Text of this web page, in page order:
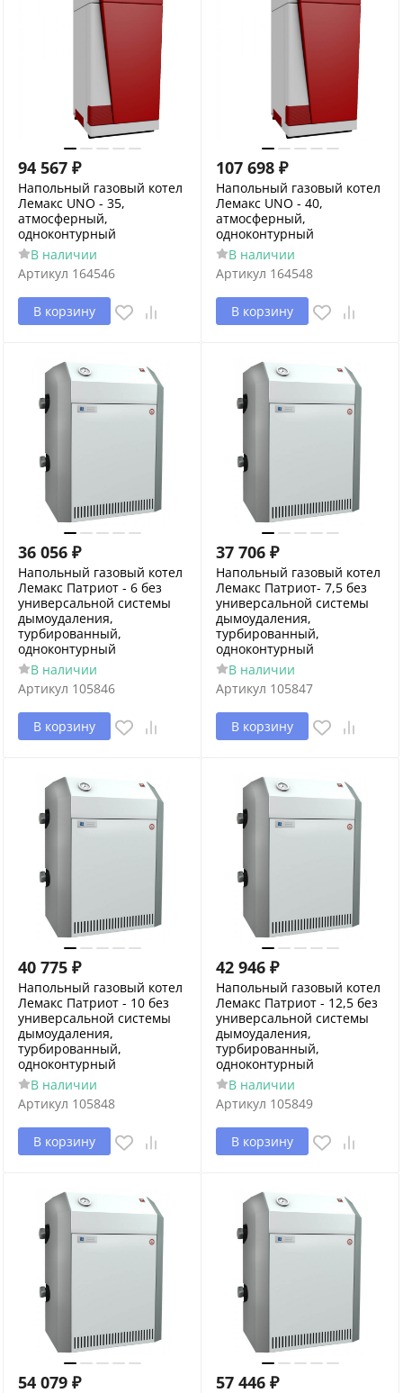
94 567 ₽
Напольный газовый котел
Лемакс UNO - 35,
атмосферный,
одноконтурный
В наличии
Артикул 164546
В корзину
107 698 ₽
Напольный газовый котел
Лемакс UNO - 40,
атмосферный,
одноконтурный
В наличии
Артикул 164548
В корзину
36 056 ₽
Напольный газовый котел
Лемакс Патриот - 6 без
универсальной системы
дымоудаления,
турбированный,
одноконтурный
В наличии
Артикул 105846
В корзину
37 706 ₽
Напольный газовый котел
Лемакс Патриот- 7,5 без
универсальной системы
дымоудаления,
турбированный,
одноконтурный
В наличии
Артикул 105847
В корзину
40 775 ₽
Напольный газовый котел
Лемакс Патриот - 10 без
универсальной системы
дымоудаления,
турбированный,
одноконтурный
В наличии
Артикул 105848
В корзину
42 946 ₽
Напольный газовый котел
Лемакс Патриот - 12,5 без
универсальной системы
дымоудаления,
турбированный,
одноконтурный
В наличии
Артикул 105849
В корзину
54 079 ₽ 57 446 ₽